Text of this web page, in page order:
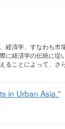
経済学、すなわち市
に経済学の伝統に従
ことによって、さ
in Urban Asia."